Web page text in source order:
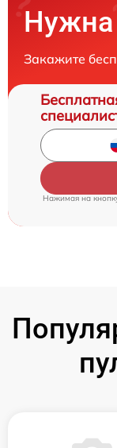
Нужна
Закажите
Нажимая на